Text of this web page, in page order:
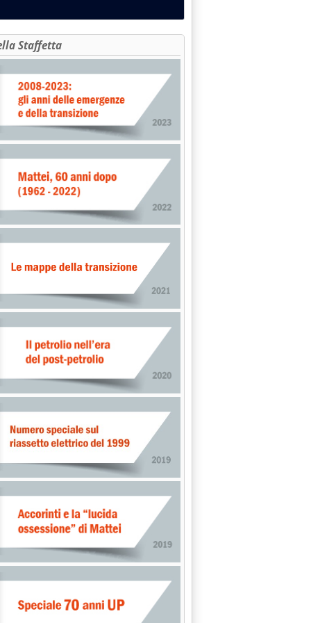
dei mercati del 2 agosto'
revamping su 900 kW di Italgen'
Staffetta